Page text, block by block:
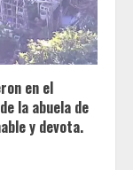
en el
la abuela de
y devota.